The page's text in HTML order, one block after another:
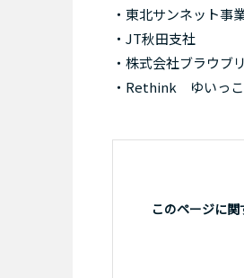
・東北サンネット事
・JT秋田支社
・株式会社ブラウブ
・Rethink ゆいっ
このページに